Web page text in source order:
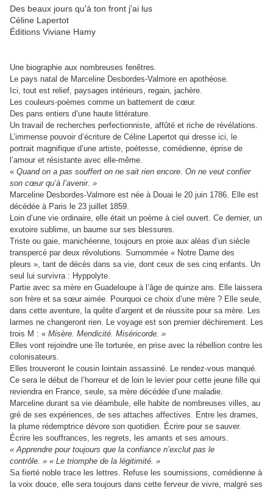
Des beaux jours qu'à ton front j'ai lus
Céline Lapertot
Éditions Viviane Hamy
Une biographie aux nombreuses fenêtres.
Le pays natal de Marceline Desbordes-Valmore en apothéose.
Ici, tout est relief, paysages intérieurs, regain, jachère.
Les couleurs-poèmes comme un battement de cœur.
Des pans entiers d’une haute littérature.
Un travail de recherches perfectionniste, affûté et riche de révélations.
L’immense pouvoir d’écriture de Céline Lapertot qui dresse ici, le
portrait magnifique d’une artiste, poétesse, comédienne, éprise de
l’amour et résistante avec elle-même.
« Quand on a pas souffert on ne sait rien encore. On ne veut confier
son cœur qu’à l’avenir. »
Marceline Desbordes-Valmore est née à Douai le 20 juin 1786. Elle est
décédée à Paris le 23 juillet 1859.
Loin d’une vie ordinaire, elle était un poème à ciel ouvert. Ce dernier, un
exutoire sublime, un baume sur ses blessures.
Triste ou gaie, manichéenne, toujours en proie aux aléas d’un siècle
transpercé par deux révolutions. Surnommée « Notre Dame des
pleurs », tant de décès dans sa vie, dont ceux de ses cinq enfants. Un
seul lui survivra : Hyppolyte.
Partie avec sa mère en Guadeloupe à l’âge de quinze ans. Elle laissera
son frère et sa sœur aimée. Pourquoi ce choix d’une mère ? Elle seule,
dans cette aventure, la quête d’argent et de réussite pour sa mère. Les
larmes ne changeront rien. Le voyage est son premier déchirement. Les
trois M : « Misère. Mendicité. Miséricorde. »
Elles vont rejoindre une île torturée, en prise avec la rébellion contre les
colonisateurs.
Elles trouveront le cousin lointain assassiné. Le rendez-vous manqué.
Ce sera le début de l’horreur et de loin le levier pour cette jeune fille qui
reviendra en France, seule, sa mère décédée d’une maladie.
Marceline durant sa vie déambule, elle habite de nombreuses villes, au
gré de ses expériences, de ses attaches affectives. Entre les drames,
la plume rédemptrice dévore son quotidien. Écrire pour se sauver.
Écrire les souffrances, les regrets, les amants et ses amours.
« Apprendre pour toujours que la confiance n’exclut pas le
contrôle. » « Le triomphe de la légitimité. »
Sa fierté noble trace les lettres. Refuse les soumissions, comédienne à
la voix douce, elle sera toujours dans cette ferveur de vivre, malgré ses